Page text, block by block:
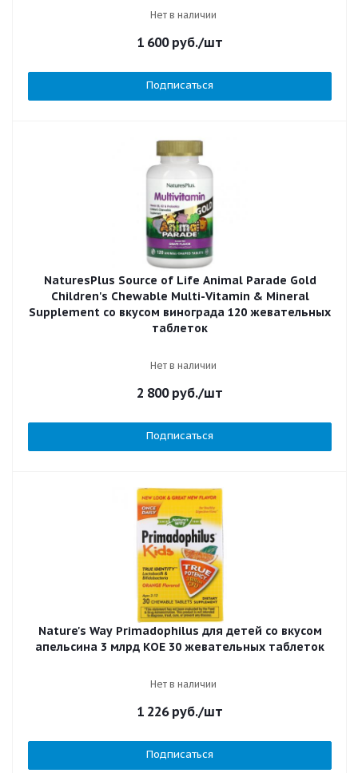
Нет в наличии
1 600руб./шт
Подписаться
NaturesPlus Source of Life Animal Parade Gold
Children's Chewable Multi-Vitamin & Mineral
Supplement со вкусом винограда 120 жевательных
таблеток
Нет в наличии
2 800руб./шт
Подписаться
Nature's Way Primadophilus для детей со вкусом
апельсина 3 млрд КОЕ 30 жевательных таблеток
Нет в наличии
1 226руб./шт
Подписаться